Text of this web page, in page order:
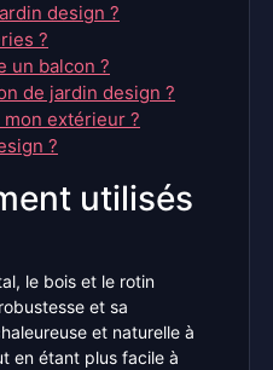
design ?
?
un balcon ?
de jardin design ?
extérieur ?
?
utilisés
le bois et le rotin
et sa
et naturelle à
en étant plus facile à